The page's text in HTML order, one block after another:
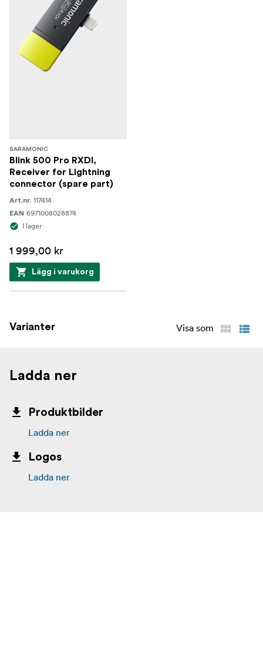
SARAMONIC
Blink 500 Pro RXDI,
Receiver for Lightning
connector (spare part)
Art.nr. 117414
EAN 6971008028874
I lager
1 999,00 kr
Lägg i varukorg
Varianter Visa som
Ladda ner
Produktbilder
Ladda ner
Logos
Ladda ner